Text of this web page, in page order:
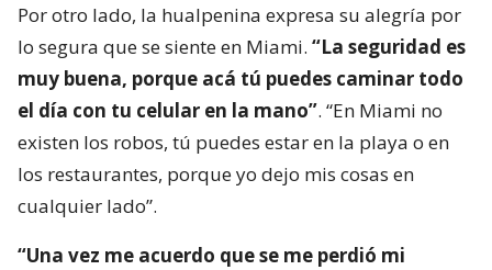
Por otro lado, la hualpenina expresa su alegría por
lo segura que se siente en Miami. “La seguridad es
muy buena, porque acá tú puedes caminar todo
el día con tu celular en la mano”. “En Miami no
existen los robos, tú puedes estar en la playa o en
los restaurantes, porque yo dejo mis cosas en
cualquier lado”.
“Una vez me acuerdo que se me perdió mi